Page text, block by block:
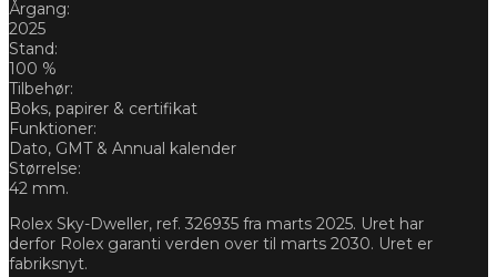
Årgang:
2025
Stand:
100 %
Tilbehør:
Boks, papirer & certifikat
Funktioner:
Dato, GMT & Annual kalender
Størrelse:
42 mm.
Rolex Sky-Dweller, ref. 326935 fra marts 2025. Uret har
derfor Rolex garanti verden over til marts 2030. Uret er
fabriksnyt.